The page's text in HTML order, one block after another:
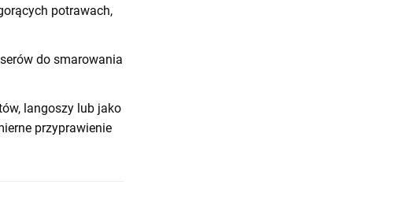
potrawach,
do smarowania
langoszy lub jako
przyprawienie